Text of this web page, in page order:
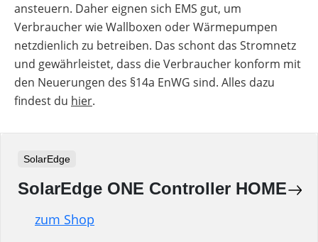
ansteuern. Daher eignen sich EMS gut, um
Verbraucher wie Wallboxen oder Wärmepumpen
netzdienlich zu betreiben. Das schont das Stromnetz
und gewährleistet, dass die Verbraucher konform mit
den Neuerungen des §14a EnWG sind. Alles dazu
findest du hier.
SolarEdge
SolarEdge ONE Controller HOME
zum Shop